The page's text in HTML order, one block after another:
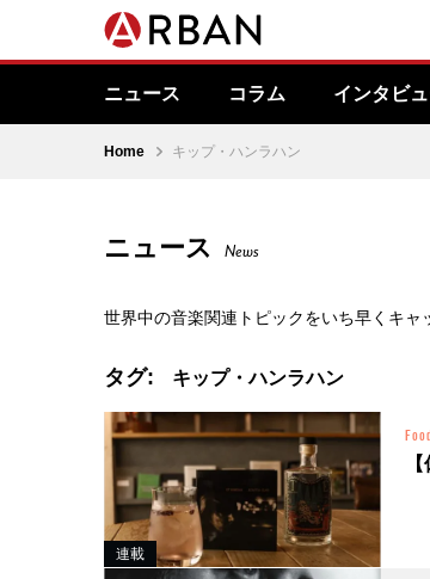
ニュース コラム インタビ
Home キップ・ハンラハン
ニュース News
世界中の音楽関連トピックをいち早くキャ
タグ: キップ・ハンラハン
連載